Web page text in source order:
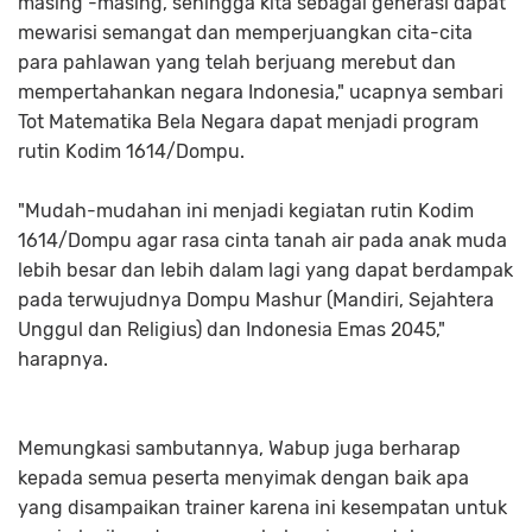
mewarisi semangat dan memperjuangkan cita-cita
para pahlawan yang telah berjuang merebut dan
mempertahankan negara Indonesia," ucapnya sembari
Tot Matematika Bela Negara dapat menjadi program
rutin Kodim 1614/Dompu.
"Mudah-mudahan ini menjadi kegiatan rutin Kodim
1614/Dompu agar rasa cinta tanah air pada anak muda
lebih besar dan lebih dalam lagi yang dapat berdampak
pada terwujudnya Dompu Mashur (Mandiri, Sejahtera
Unggul dan Religius) dan Indonesia Emas 2045,"
harapnya.
Memungkasi sambutannya, Wabup juga berharap
kepada semua peserta menyimak dengan baik apa
yang disampaikan trainer karena ini kesempatan untuk